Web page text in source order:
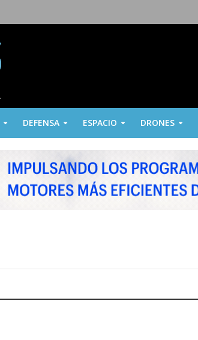
DEFENSA ESPACIO DRONES